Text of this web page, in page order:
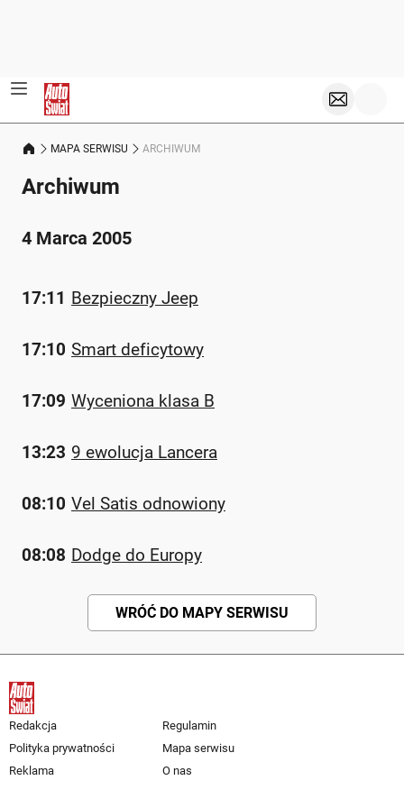
MAPA SERWISU ARCHIWUM
Archiwum
4 Marca 2005
17:11 Bezpieczny Jeep
17:10 Smart deficytowy
17:09 Wyceniona klasa B
13:23 9 ewolucja Lancera
08:10 Vel Satis odnowiony
08:08 Dodge do Europy
WRÓĆ DO MAPY SERWISU
Redakcja
Regulamin
Polityka prywatności
Mapa serwisu
Reklama
O nas